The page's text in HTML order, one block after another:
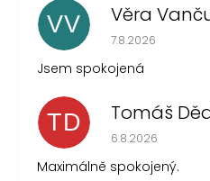
VV Věra
Hodnocení
7.8.2026
Jsem spokojená
TD Tomáš
Hodnocení
6.8.2026
Maximálně spokojený.